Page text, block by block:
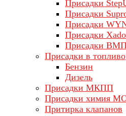
Присадки
Присадки
Присадки
Присадки
Присадки
Присадки в топливо
Бензин
Дизель
Присадки МКПП
Присадки химия
Притирка клапанов